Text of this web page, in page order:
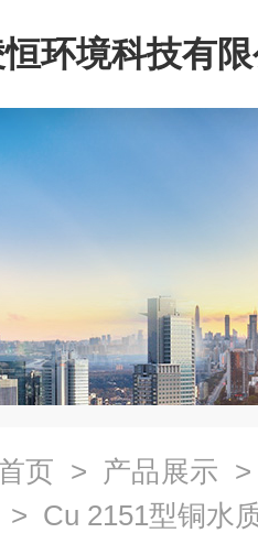
环境科技有
页 > 产品展示
> Cu 2151型铜水